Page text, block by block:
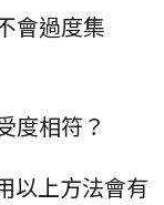
會過度集
度相符？
以上方法會有